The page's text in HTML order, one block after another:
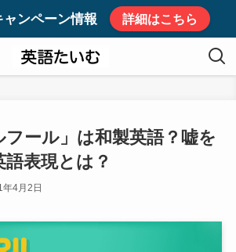
ンペーン情報 詳細はこちら
フール」は和製英語？嘘を
表現とは？
4月2日